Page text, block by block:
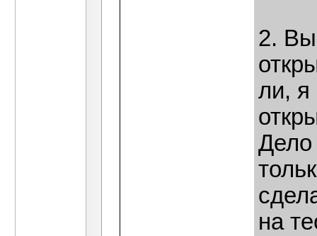
2. Вы
ли, я
Дело
на